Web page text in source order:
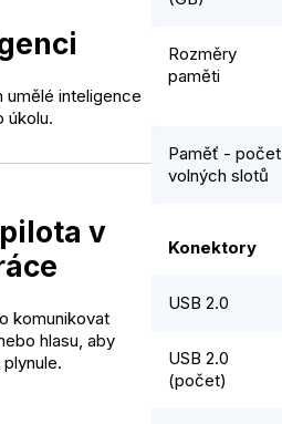
umělé inteligence
úkolu.
v
komunikovat
hlasu, aby
Rozměry
paměti
Paměť - počet
volných slotů
Konektory
USB 2.0
USB 2.0
(počet)